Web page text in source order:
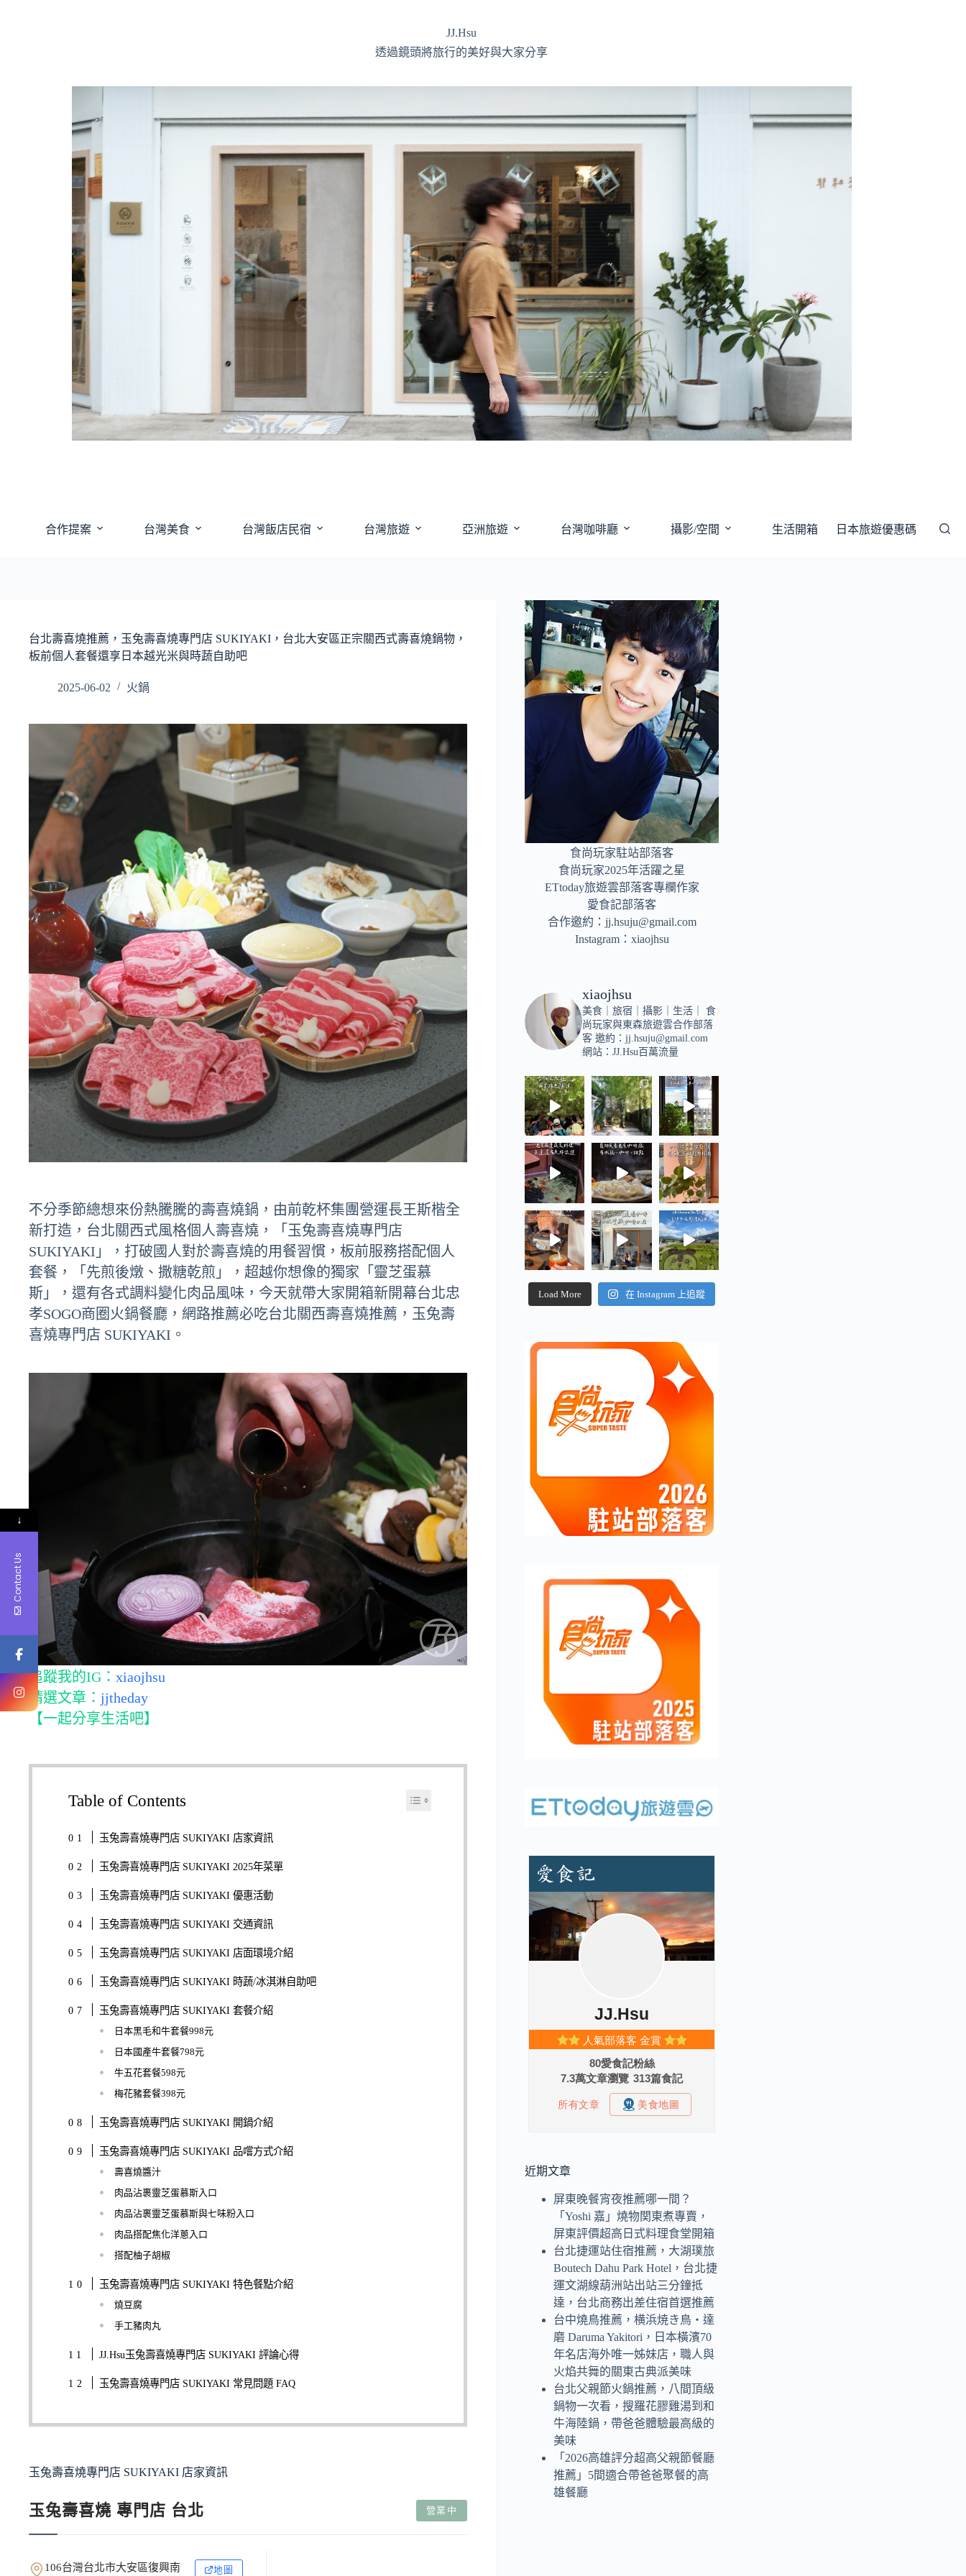
JJ.Hsu
透過鏡頭將旅行的美好與大家分享
合作提案 台灣美食 台灣飯店民宿 台灣旅遊 亞洲旅遊 台灣咖啡廳 攝影/空間 生活開箱 日本旅遊優惠碼
台北壽喜燒推薦，玉兔壽喜燒專門店 SUKIYAKI，台北大安區正宗關西式壽喜燒鍋物，
板前個人套餐還享日本越光米與時蔬自助吧
2025-06-02 火鍋
不分季節總想來份熱騰騰的壽喜燒鍋，由前乾杯集團營運長王斯楷全
新打造，台北關西式風格個人壽喜燒，「玉兔壽喜燒專門店
SUKIYAKI」，打破國人對於壽喜燒的用餐習慣，板前服務搭配個人
套餐，「先煎後燉、撒糖乾煎」，超越你想像的獨家「靈芝蛋慕
斯」，還有各式調料變化肉品風味，今天就帶大家開箱新開幕台北忠
孝SOGO商圈火鍋餐廳，網路推薦必吃台北關西壽喜燒推薦，玉兔壽
喜燒專門店 SUKIYAKI。
追蹤我的IG： xiaojhsu
精選文章： jjtheday
【一起分享生活吧】
Table of Contents
玉兔壽喜燒專門店 SUKIYAKI 店家資訊
玉兔壽喜燒專門店 SUKIYAKI 2025年菜單
玉兔壽喜燒專門店 SUKIYAKI 優惠活動
玉兔壽喜燒專門店 SUKIYAKI 交通資訊
玉兔壽喜燒專門店 SUKIYAKI 店面環境介紹
玉兔壽喜燒專門店 SUKIYAKI 時蔬/冰淇淋自助吧
玉兔壽喜燒專門店 SUKIYAKI 套餐介紹
日本黑毛和牛套餐998元
日本國產牛套餐798元
牛五花套餐598元
梅花豬套餐398元
玉兔壽喜燒專門店 SUKIYAKI 開鍋介紹
玉兔壽喜燒專門店 SUKIYAKI 品嚐方式介紹
壽喜燒醬汁
肉品沾裹靈芝蛋慕斯入口
肉品沾裹靈芝蛋慕斯與七味粉入口
肉品搭配焦化洋蔥入口
搭配柚子胡椒
玉兔壽喜燒專門店 SUKIYAKI 特色餐點介紹
燒豆腐
手工豬肉丸
JJ.Hsu玉兔壽喜燒專門店 SUKIYAKI 評論心得
玉兔壽喜燒專門店 SUKIYAKI 常見問題 FAQ
玉兔壽喜燒專門店 SUKIYAKI 店家資訊
玉兔壽喜燒 專門店 台北 營業中
106台灣台北市大安區復興南 地圖
食尚玩家駐站部落客
食尚玩家2025年活躍之星
ETtoday旅遊雲部落客專欄作家
愛食記部落客
合作邀約： jj.hsuju@gmail.com
Instagram： xiaojhsu
xiaojhsu
美食｜旅宿｜攝影｜生活｜
食
尚玩家與東森旅遊雲合作部落
客 邀約： jj.hsuju@gmail.com
網站：JJ.Hsu百萬流量
Load More 在 Instagram 上追蹤
近期文章
屏東晚餐宵夜推薦哪一間？
「Yoshi 嘉」燒物関東煮專賣，
屏東評價超高日式料理食堂開箱
台北捷運站住宿推薦，大湖璞旅
Boutech Dahu Park Hotel，台北捷
運文湖線葫洲站出站三分鐘抵
達，台北商務出差住宿首選推薦
台中燒鳥推薦，横浜焼き鳥‧達
磨 Daruma Yakitori，日本橫濱70
年名店海外唯一姊妹店，職人與
火焰共舞的關東古典派美味
台北父親節火鍋推薦，八間頂級
鍋物一次看，搜羅花膠雞湯到和
牛海陸鍋，帶爸爸體驗最高級的
美味
「2026高雄評分超高父親節餐廳
推薦」5間適合帶爸爸聚餐的高
雄餐廳
↓
Contact Us